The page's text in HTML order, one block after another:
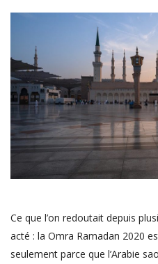
Ce que l’on redoutait depuis
acté : la Omra Ramadan 2020
seulement parce que l’Arabie